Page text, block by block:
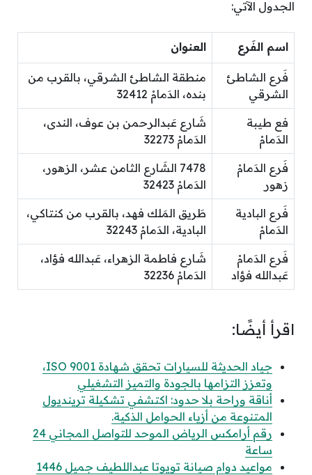
الجدول الآتي:
اسم الفَرع العنوان
فَرع الشاطئ
الشرقي
منطقة الشاطئ الشرقي، بالقرب من
بنده، الدَمامْ 32412
فع طيبة
الدَمامْ
شَارع عَبدالرحمن بن عوف، الندى،
الدَمامْ 32273
فَرع الدَمامْ
زهور
7478 الشَارع الثامن عشر، الزهور،
الدَمامْ 32423
فَرع البادية
الدَمامْ
طَريق المَلك فهد، بالقرب من كنتاكي،
البادية، الدَمامْ 32243
فَرع الدَمامْ
عَبدالله فؤاد
شَارع فاطمة الزهراء، عَبدالله فؤاد،
الدَمامْ 32236
اقرأ أيضًا:
جياد الحديثة للسيارات تحقق شهادة ISO 9001،
وتعزز التزامها بالجودة والتميز التشغيلي
أناقة وراحة بلا حدود: اكتشفي تشكيلة ترينديول
المتنوعة من أزياء الحوامل الذكية.
رقم أرامكس الرياض الموحد للتواصل المجاني 24
ساعة
مواعيد دوام صيانة تويوتا عبداللطيف جميل 1446